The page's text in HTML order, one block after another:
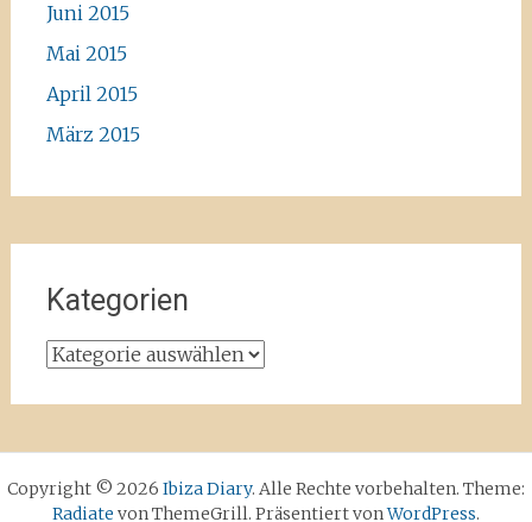
Juni 2015
Mai 2015
April 2015
März 2015
Kategorien
Kategorien
Copyright © 2026 Ibiza Diary. Alle Rechte vorbehalten. Theme:
Radiate von ThemeGrill. Präsentiert vonWordPress.